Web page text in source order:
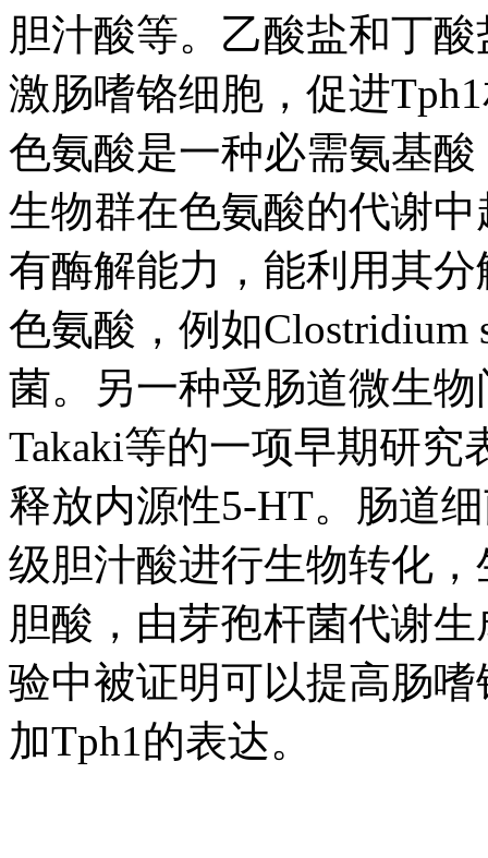
胆汁酸等。乙酸盐和丁
激肠嗜铬细胞，促进
色氨酸是一种必需氨基
生物群在色氨酸的代谢
有酶解能力，能利用其
色氨酸，例如Clostridium
菌。另一种受肠道微生
Takaki等的一项早期研
释放内源性5-HT。肠道
级胆汁酸进行生物转化
胆酸，由芽孢杆菌代谢
验中被证明可以提高肠
加Tph1的表达。